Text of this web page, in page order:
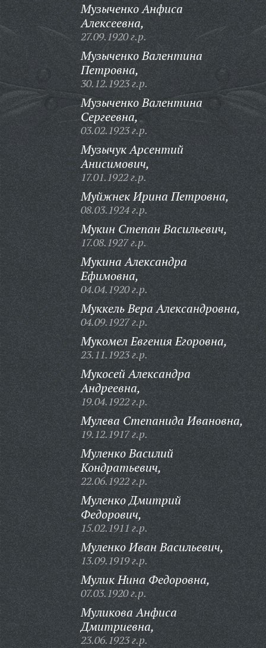
Музыченко Анфиса
Алексеевна,
27.09.1920 г.р.
Музыченко Валентина
Петровна,
30.12.1923 г.р.
Музыченко Валентина
Сергеевна,
03.02.1923 г.р.
Музычук Арсентий
Анисимович,
17.01.1922 г.р.
Муйжнек Ирина Петровна,
08.03.1924 г.р.
Мукин Степан Васильевич,
17.08.1927 г.р.
Мукина Александра
Ефимовна,
04.04.1920 г.р.
Муккель Вера Александровна,
04.09.1927 г.р.
Мукомел Евгения Егоровна,
23.11.1923 г.р.
Мукосей Александра
Андреевна,
19.04.1922 г.р.
Мулева Степанида Ивановна,
19.12.1917 г.р.
Муленко Василий
Кондратьевич,
22.06.1922 г.р.
Муленко Дмитрий
Федорович,
15.02.1911 г.р.
Муленко Иван Васильевич,
13.09.1919 г.р.
Мулик Нина Федоровна,
07.03.1920 г.р.
Муликова Анфиса
Дмитриевна,
23.06.1923 г.р.